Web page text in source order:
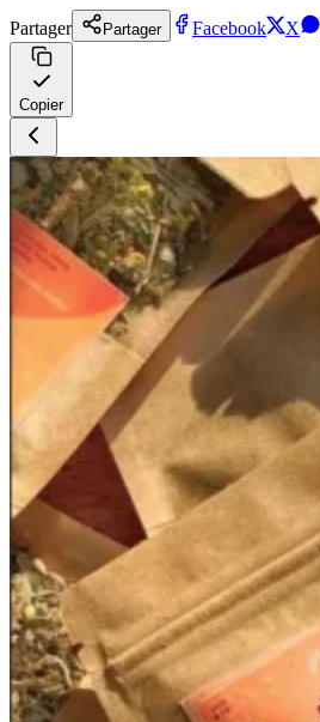
Partager Partager Facebook X
Copier